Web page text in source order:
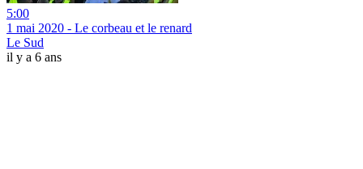
5:00
1 mai 2020 - Le corbeau et le renard
Le Sud
il y a 6 ans